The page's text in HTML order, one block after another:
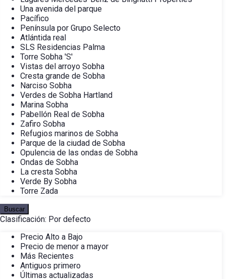
Una avenida del parque
Pacífico
Península por Grupo Selecto
Atlántida real
SLS Residencias Palma
Torre Sobha 'S'
Vistas del arroyo Sobha
Cresta grande de Sobha
Narciso Sobha
Verdes de Sobha Hartland
Marina Sobha
Pabellón Real de Sobha
Zafiro Sobha
Refugios marinos de Sobha
Parque de la ciudad de Sobha
Opulencia de las ondas de Sobha
Ondas de Sobha
La cresta Sobha
Verde By Sobha
Torre Zada
Buscar
Clasificación: Por defecto
Precio Alto a Bajo
Precio de menor a mayor
Más Recientes
Antiguos primero
Últimas actualizadas